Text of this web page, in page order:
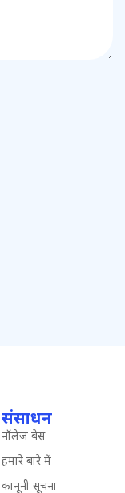
संसाधन
नॉलेज बेस
हमारे बारे में
कानूनी सूचना